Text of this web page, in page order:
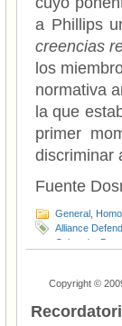
a Phillips
creencias
los
normativa
la que
primer
discriminar
Fuente
General
Alliance
Colorado
Samuel Alito,
Copyright ©